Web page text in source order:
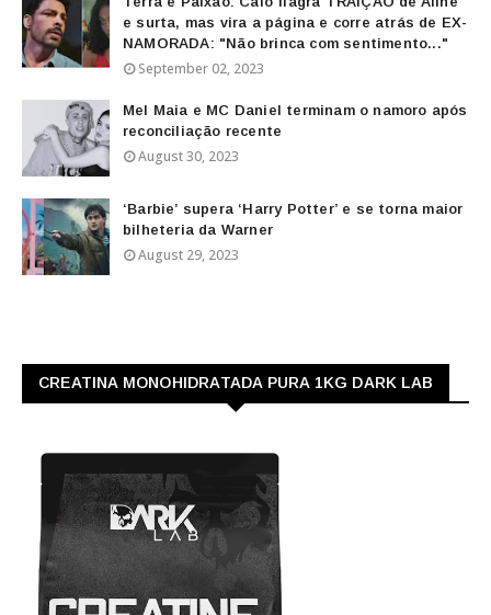
e surta, mas vira a página e corre atrás de EX-
NAMORADA: "Não brinca com sentimento..."
September 02, 2023
Mel Maia e MC Daniel terminam o namoro após
reconciliação recente
August 30, 2023
‘Barbie’ supera ‘Harry Potter’ e se torna maior
bilheteria da Warner
August 29, 2023
CREATINA MONOHIDRATADA PURA 1KG DARK LAB